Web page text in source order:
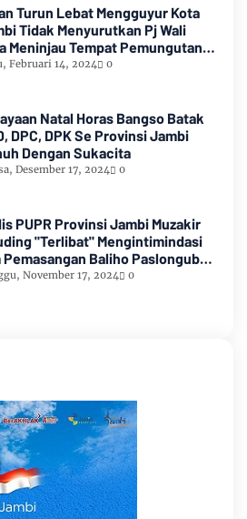
Lebat Mengguyur Kota
Tidak Menyurutkan Pj Wali
Pemilu 2024
Februari 14, 2024 0
Natal Horas Bangso Batak
DPC, DPK Se Provinsi Jambi
Dengan Sukacita
Desember 17, 2024 0
PUPR Provinsi Jambi Muzakir
"Terlibat" Mengintimindasi
Pemasangan Baliho Paslongub
Sudirman
November 17, 2024 0